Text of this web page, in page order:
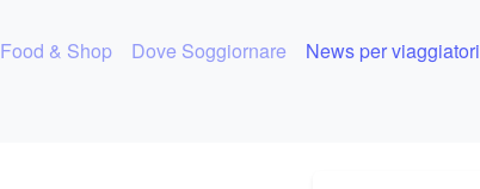
Food & Shop Dove Soggiornare News per viaggiatori